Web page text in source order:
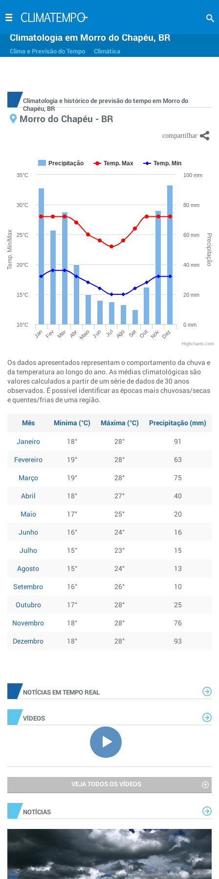
Climatologia em Morro do Chapéu, BR
Clima e Previsão do Tempo Climática
Climatologia e histórico de previsão do tempo em Morro do
Chapéu, BR
Morro do Chapéu - BR
Temp. Min/Max Precipitação
Precipitação Temp. Max Temp. Min
Jan Fev Mar Abr Maio Jun Jul Ago Set Out Nov Dez
10°C
15°C
20°C
25°C
30°C
35°C
0 mm
20 mm
40 mm
60 mm
80 mm
100 mm
Highcharts.com
Os dados apresentados representam o comportamento da chuva e
da temperatura ao longo do ano. As médias climatológicas são
valores calculados a partir de um série de dados de 30 anos
observados. É possível identificar as épocas mais chuvosas/secas
e quentes/frias de uma região.
Mês Minima (°C) Máxima (°C)
Precipitação (mm)
Janeiro
18° 28°
91
Fevereiro
19° 28°
63
Março
19° 28°
75
Abril
18° 27°
40
Maio
17° 25°
20
Junho
16° 24°
16
Julho
15° 23°
15
Agosto
15° 24°
13
Setembro
16° 26°
10
Outubro
17° 28°
25
Novembro
18° 28°
76
Dezembro
18° 28° 93
NOTÍCIAS EM TEMPO REAL
VÍDEOS
VEJA TODOS OS VÍDEOS
NOTÍCIAS